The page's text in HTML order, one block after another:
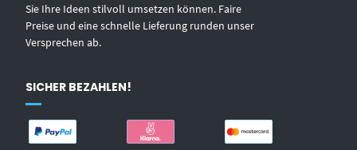
Sie Ihre Ideen stilvoll umsetzen können. Faire
Preise und eine schnelle Lieferung runden unser
Versprechen ab.
SICHER BEZAHLEN!